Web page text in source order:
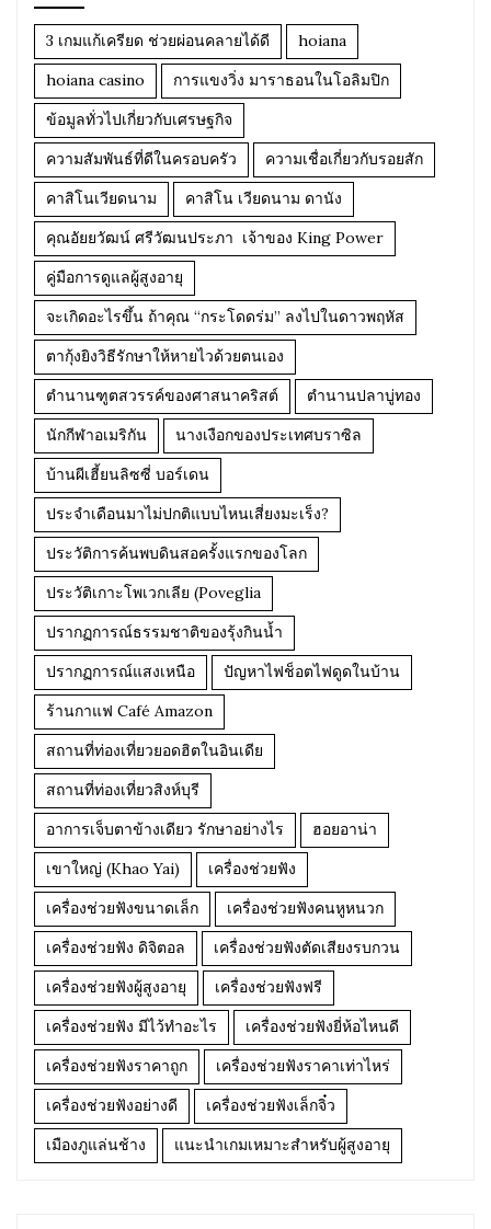
3 เกมแก้เครียด ช่วยผ่อนคลายได้ดี
hoiana
hoiana casino
การแขงวิ่ง มาราธอนในโอลิมปิก
ข้อมูลทั่วไปเกี่ยวกับเศรษฐกิจ
ความสัมพันธ์ที่ดีในครอบครัว
ความเชื่อเกี่ยวกับรอยสัก
คาสิโนเวียดนาม
คาสิโน เวียดนาม ดานัง
คุณอัยยวัฒน์ ศรีวัฒนประภา เจ้าของ King Power
คู่มือการดูแลผู้สูงอายุ
จะเกิดอะไรขึ้น ถ้าคุณ “กระโดดร่ม” ลงไปในดาวพฤหัส
ตากุ้งยิงวิธีรักษาให้หายไวด้วยตนเอง
ตำนานฑูตสวรรค์ของศาสนาคริสต์
ตำนานปลาบู่ทอง
นักกีฬาอเมริกัน
นางเงือกของประเทศบราซิล
บ้านผีเฮี้ยนลิซซี่ บอร์เดน
ประจำเดือนมาไม่ปกติแบบไหนเสี่ยงมะเร็ง?
ประวัติการค้นพบดินสอครั้งแรกของโลก
ประวัติเกาะโพเวกเลีย (Poveglia
ปรากฏการณ์ธรรมชาติของรุ้งกินน้ำ
ปรากฏการณ์แสงเหนือ
ปัญหาไฟช็อตไฟดูดในบ้าน
ร้านกาแฟ Café Amazon
สถานที่ท่องเที่ยวยอดฮิตในอินเดีย
สถานที่ท่องเที่ยวสิงห์บุรี
อาการเจ็บตาข้างเดียว รักษาอย่างไร
ฮอยอาน่า
เขาใหญ่ (Khao Yai)
เครื่องช่วยฟัง
เครื่องช่วยฟังขนาดเล็ก
เครื่องช่วยฟังคนหูหนวก
เครื่องช่วยฟัง ดิจิตอล
เครื่องช่วยฟังตัดเสียงรบกวน
เครื่องช่วยฟังผู้สูงอายุ
เครื่องช่วยฟังฟรี
เครื่องช่วยฟัง มีไว้ทำอะไร
เครื่องช่วยฟังยี่ห้อไหนดี
เครื่องช่วยฟังราคาถูก
เครื่องช่วยฟังราคาเท่าไหร่
เครื่องช่วยฟังอย่างดี
เครื่องช่วยฟังเล็กจิ๋ว
เมืองภูแล่นช้าง
แนะนำเกมเหมาะสำหรับผู้สูงอายุ